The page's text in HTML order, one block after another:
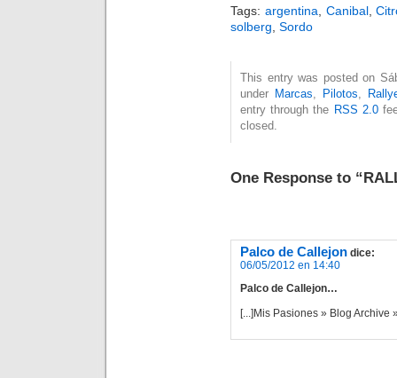
Tags: argentina, Canibal,
solberg, Sordo
This entry was posted on
under Marcas, Pilotos,
entry through the RSS 2.0
closed.
One Response to
Palco de Callejon dice:
06/05/2012 en 14:40
Palco de Callejon…
[...]Mis Pasiones » Blog Archive